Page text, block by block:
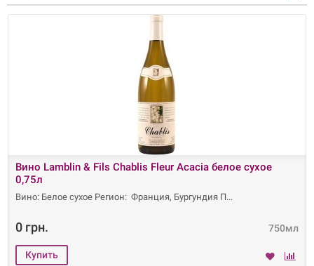
Вино Lamblin & Fils Chablis Fleur Acacia белое сухое
0,75л
Вино: Белое сухое Регион: Франция, Бургундия П
750мл
0 грн.